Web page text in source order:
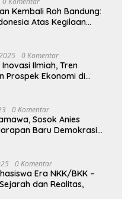
Kembali Roh Bandung:
Atas Kegilaan
0 Komentar
Ilmiah, Tren
Prospek Ekonomi di
0 Komentar
Sosok Anies
Baru Demokrasi
0 Komentar
Era NKK/BKK –
dan Realitas,